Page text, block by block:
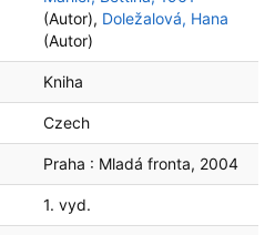
(Autor), Doležalová, Hana
(Autor)
Kniha
Czech
Praha : Mladá fronta, 2004
1. vyd.